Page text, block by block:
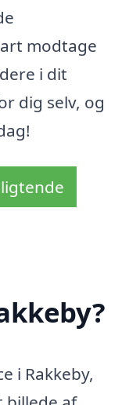
modtage
i dit
dig selv, og
i Rakkeby,